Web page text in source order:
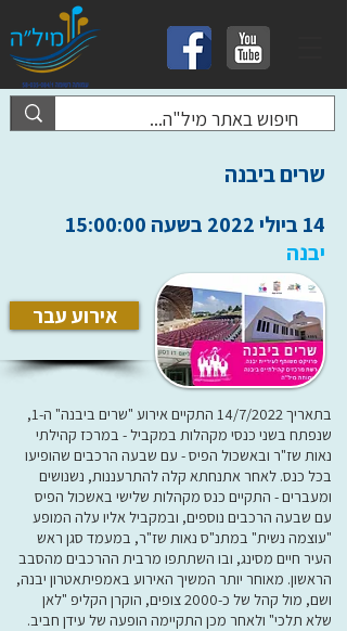
שרים ביבנה
14 ביולי 2022 בשעה 15:00:00
יבנה
אירוע עבר
בתאריך 14/7/2022 התקיים אירוע "שרים ביבנה" ה-1,
שנפתח בשני כנסי מקהלות במקביל - במרכז קהילתי
נאות שז"ר ובאשכול הפיס - עם שבעה הרכבים שהופיעו
בכל כנס. לאחר אתנחתא קלה להתרעננות, נשנושים
ומעברים - התקיים כנס מקהלות שלישי באשכול הפיס
עם שבעה הרכבים נוספים, ובמקביל אליו עלה המופע
"עוצמה נשית" במתנ"ס נאות שז"ר, במעמד סגן ראש
העיר חיים מסינג, ובו השתתפו מרבית ההרכבים מהסבב
הראשון. מאוחר יותר המשיך האירוע באמפיתאטרון יבנה,
ושם, מול קהל של כ-2000 צופים, הוקרן הקליפ "לאן
שלא תלכי" ולאחר מכן התקיימה הופעה של עידן חביב.